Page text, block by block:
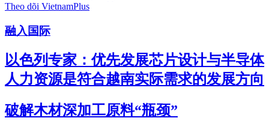
Theo dõi VietnamPlus
融入国际
以色列专家：优先发展芯片设计与半导体
人力资源是符合越南实际需求的发展方向
破解木材深加工原料“瓶颈”